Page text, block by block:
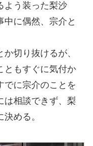
よう装った梨沙
中に偶然、宗介と
切り抜けるが、
ともすぐに気付か
でに宗介のことを
は相談できず、梨
める。